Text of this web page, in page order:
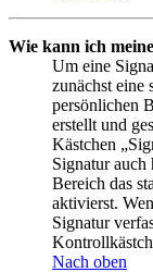
Wie kann ich
Um eine
zunächst eine
persönlichen
erstellt und
Kästchen
Signatur
Bereich das
aktivierst.
Signatur
Nach oben